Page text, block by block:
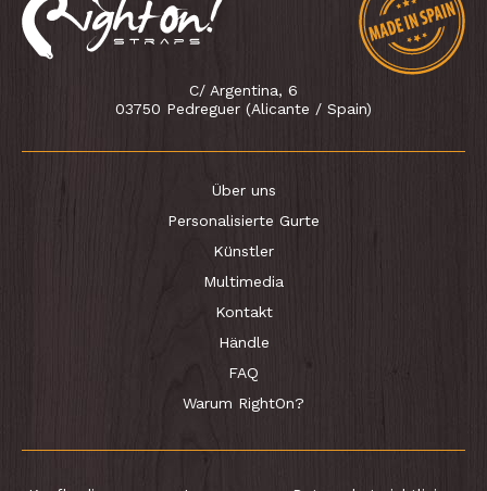
C/ Argentina, 6
03750 Pedreguer (Alicante / Spain)
Über uns
Personalisierte Gurte
Künstler
Multimedia
Kontakt
Händle
FAQ
Warum RightOn?